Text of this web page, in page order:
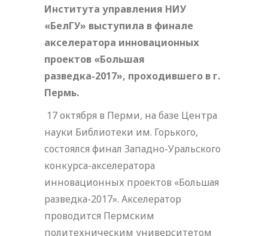
Института управления НИУ
«БелГУ» выступила в финале
акселератора инновационных
проектов «Большая
разведка-2017», проходившего в г.
Пермь.
17 октября в Перми, на базе Центра
науки Библиотеки им. Горького,
состоялся финал Западно-Уральского
конкурса-акселератора
инновационных проектов «Большая
разведка-2017». Акселератор
проводится Пермским
политехническим университетом